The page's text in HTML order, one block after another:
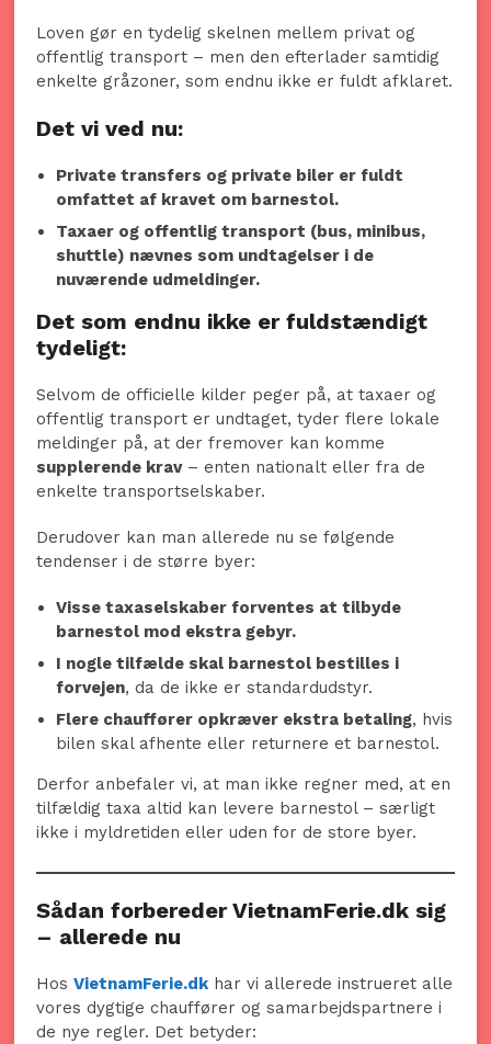
Loven gør en tydelig skelnen mellem privat og
offentlig transport – men den efterlader samtidig
enkelte gråzoner, som endnu ikke er fuldt afklaret.
Det vi ved nu:
Private transfers og private biler er fuldt
omfattet af kravet om barnestol.
Taxaer og offentlig transport (bus, minibus,
shuttle) nævnes som undtagelser i de
nuværende udmeldinger.
Det som endnu ikke er fuldstændigt
tydeligt:
Selvom de officielle kilder peger på, at taxaer og
offentlig transport er undtaget, tyder flere lokale
meldinger på, at der fremover kan komme
supplerende krav– enten nationalt eller fra de
enkelte transportselskaber.
Derudover kan man allerede nu se følgende
tendenser i de større byer:
Visse taxaselskaber forventes at tilbyde
barnestol mod ekstra gebyr.
I nogle tilfælde skal barnestol bestilles i
forvejen, da de ikke er standardudstyr.
Flere chauffører opkræver ekstra betaling, hvis
bilen skal afhente eller returnere et barnestol.
Derfor anbefaler vi, at man ikke regner med, at en
tilfældig taxa altid kan levere barnestol – særligt
ikke i myldretiden eller uden for de store byer.
Sådan forbereder VietnamFerie.dk sig
– allerede nu
HosVietnamFerie.dkhar vi allerede instrueret alle
vores dygtige chauffører og samarbejdspartnere i
de nye regler. Det betyder: